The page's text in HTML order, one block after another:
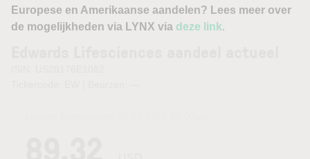
Europese en Amerikaanse aandelen? Lees meer over
de mogelijkheden via LYNX via deze link.